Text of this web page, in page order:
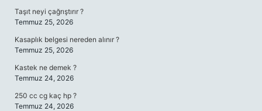
Taşıt neyi çağrıştırır ?
Temmuz 25, 2026
Kasaplık belgesi nereden alınır ?
Temmuz 25, 2026
Kastek ne demek ?
Temmuz 24, 2026
250 cc cg kaç hp ?
Temmuz 24, 2026